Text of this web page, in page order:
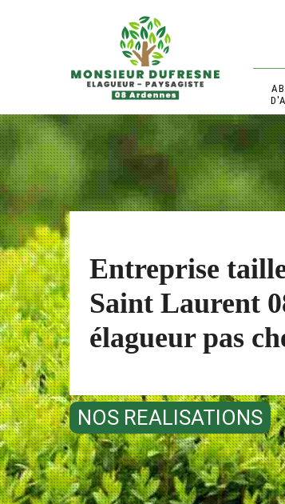
Entreprise
Saint Laurent
élagueur pas
NOS REALISATIONS